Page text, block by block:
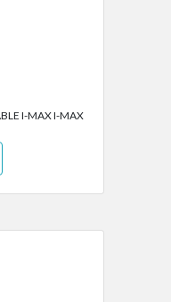
I-MAX I-MAX